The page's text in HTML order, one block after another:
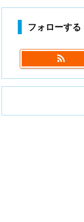
フォローする
